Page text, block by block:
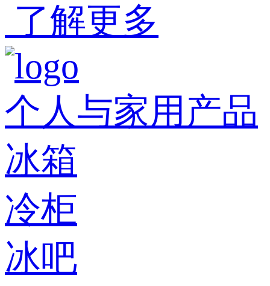
了解更多
个人与家用产品
冰箱
冷柜
冰吧